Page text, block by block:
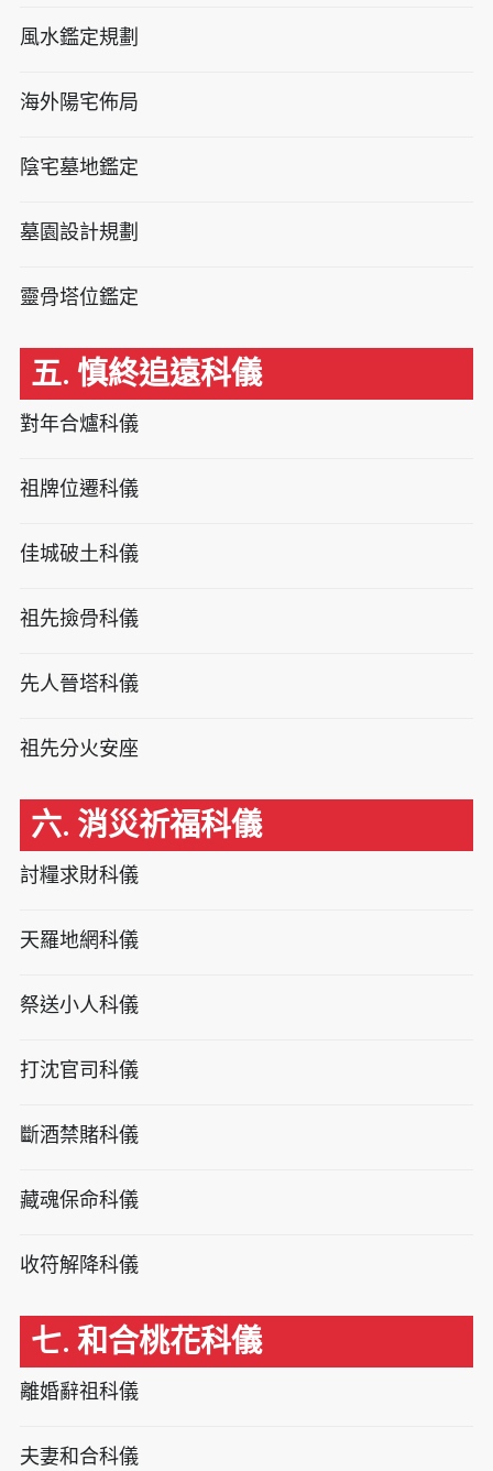
風水鑑定規劃
海外陽宅佈局
陰宅墓地鑑定
墓園設計規劃
靈骨塔位鑑定
五. 慎終追遠科儀
對年合爐科儀
祖牌位遷科儀
佳城破土科儀
祖先撿骨科儀
先人晉塔科儀
祖先分火安座
六. 消災祈福科儀
討糧求財科儀
天羅地網科儀
祭送小人科儀
打沈官司科儀
斷酒禁賭科儀
藏魂保命科儀
收符解降科儀
七. 和合桃花科儀
離婚辭祖科儀
夫妻和合科儀